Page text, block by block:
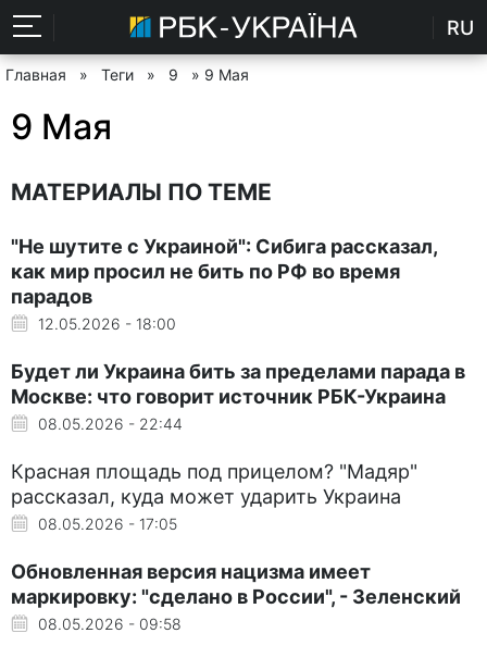
RU
Главная » Теги » 9 » 9 Мая
9 Мая
МАТЕРИАЛЫ ПО ТЕМЕ
"Не шутите с Украиной": Сибига рассказал,
как мир просил не бить по РФ во время
парадов
12.05.2026 - 18:00
Будет ли Украина бить за пределами парада в
Москве: что говорит источник РБК-Украина
08.05.2026 - 22:44
Красная площадь под прицелом? "Мадяр"
рассказал, куда может ударить Украина
08.05.2026 - 17:05
Обновленная версия нацизма имеет
маркировку: "сделано в России", - Зеленский
08.05.2026 - 09:58